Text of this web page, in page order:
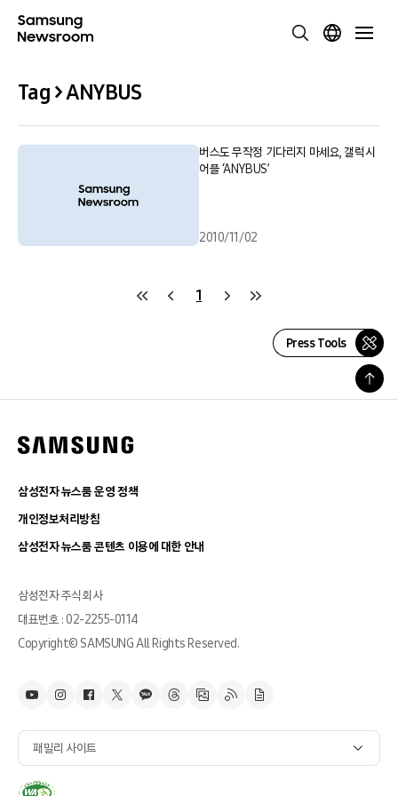
Tag > ANYBUS
버스도 무작정 기다리지 마세요, 갤럭시
어플 ‘ANYBUS’
2010/11/02
1
Press Tools
삼성전자 뉴스룸 운영 정책
개인정보처리방침
삼성전자 뉴스룸 콘텐츠 이용에 대한 안내
삼성전자 주식회사
대표번호 : 02-2255-0114
Copyright© SAMSUNG All Rights Reserved.
패밀리 사이트